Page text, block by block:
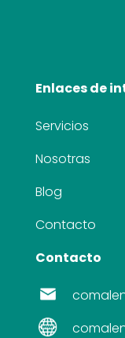
Enlaces de
Servicios
Nosotras
Blog
Contacto
Contacto